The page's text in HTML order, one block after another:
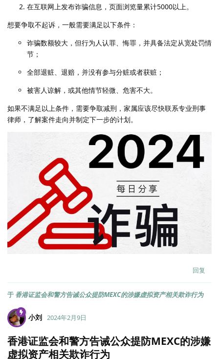
在互联网上发布诈骗信息，页面浏览量累计5000以上。
想要争取不起诉，一般需要满足以下条件：
诈骗数额较大，但行为人认罪、悔罪，并具备法定从宽处罚情
节；
全部退赃、退赔，并没有参与分赃或者获赃；
被害人谅解，或其他情节轻微、危害不大。
如果不满足以上条件，需要争取减刑，家属应该尽快联系专业刑事
律师，了解案件走向并制定下一步的计划。
回复
于 香港证监会和警方告诫公众提防MEXC的涉嫌虚拟资产相关欺诈行为
小刘 2024年2月9日
香港证监会和警方告诫公众提防MEXC的涉嫌
虚拟资产相关欺诈行为